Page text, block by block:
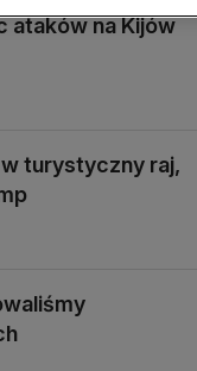
ataków na Kijów
turystyczny raj,